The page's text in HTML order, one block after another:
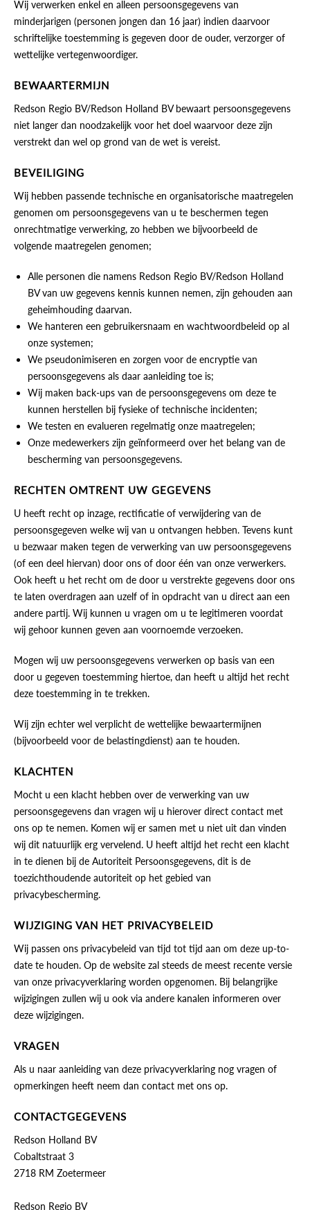
Wij verwerken enkel en alleen persoonsgegevens van
minderjarigen (personen jongen dan 16 jaar) indien daarvoor
schriftelijke toestemming is gegeven door de ouder, verzorger of
wettelijke vertegenwoordiger.
BEWAARTERMIJN
Redson Regio BV/Redson Holland BV bewaart persoonsgegevens
niet langer dan noodzakelijk voor het doel waarvoor deze zijn
verstrekt dan wel op grond van de wet is vereist.
BEVEILIGING
Wij hebben passende technische en organisatorische maatregelen
genomen om persoonsgegevens van u te beschermen tegen
onrechtmatige verwerking, zo hebben we bijvoorbeeld de
volgende maatregelen genomen;
Alle personen die namens Redson Regio BV/Redson Holland
BV van uw gegevens kennis kunnen nemen, zijn gehouden aan
geheimhouding daarvan.
We hanteren een gebruikersnaam en wachtwoordbeleid op al
onze systemen;
We pseudonimiseren en zorgen voor de encryptie van
persoonsgegevens als daar aanleiding toe is;
Wij maken back-ups van de persoonsgegevens om deze te
kunnen herstellen bij fysieke of technische incidenten;
We testen en evalueren regelmatig onze maatregelen;
Onze medewerkers zijn geïnformeerd over het belang van de
bescherming van persoonsgegevens.
RECHTEN OMTRENT UW GEGEVENS
U heeft recht op inzage, rectificatie of verwijdering van de
persoonsgegeven welke wij van u ontvangen hebben. Tevens kunt
u bezwaar maken tegen de verwerking van uw persoonsgegevens
(of een deel hiervan) door ons of door één van onze verwerkers.
Ook heeft u het recht om de door u verstrekte gegevens door ons
te laten overdragen aan uzelf of in opdracht van u direct aan een
andere partij. Wij kunnen u vragen om u te legitimeren voordat
wij gehoor kunnen geven aan voornoemde verzoeken.
Mogen wij uw persoonsgegevens verwerken op basis van een
door u gegeven toestemming hiertoe, dan heeft u altijd het recht
deze toestemming in te trekken.
Wij zijn echter wel verplicht de wettelijke bewaartermijnen
(bijvoorbeeld voor de belastingdienst) aan te houden.
KLACHTEN
Mocht u een klacht hebben over de verwerking van uw
persoonsgegevens dan vragen wij u hierover direct contact met
ons op te nemen. Komen wij er samen met u niet uit dan vinden
wij dit natuurlijk erg vervelend. U heeft altijd het recht een klacht
in te dienen bij de Autoriteit Persoonsgegevens, dit is de
toezichthoudende autoriteit op het gebied van
privacybescherming.
WIJZIGING VAN HET PRIVACYBELEID
Wij passen ons privacybeleid van tijd tot tijd aan om deze up-to-
date te houden. Op de website zal steeds de meest recente versie
van onze privacyverklaring worden opgenomen. Bij belangrijke
wijzigingen zullen wij u ook via andere kanalen informeren over
deze wijzigingen.
VRAGEN
Als u naar aanleiding van deze privacyverklaring nog vragen of
opmerkingen heeft neem dan contact met ons op.
CONTACTGEGEVENS
Redson Holland BV
Cobaltstraat 3
2718 RM Zoetermeer
Redson Regio BV